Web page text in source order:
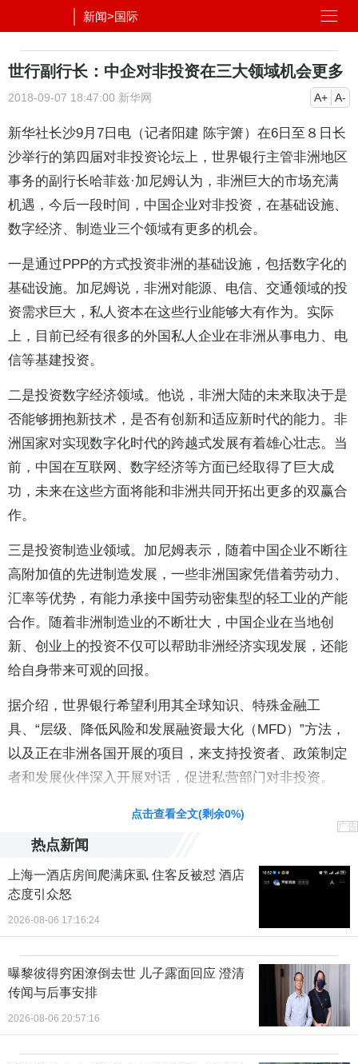
新闻>国际
世行副行长：中企对非投资在三大领域机会更多
2018-09-07 18:47:00 新华网 A+ A-
新华社长沙9月7日电（记者阳建 陈宇箫）在6日至８日长
沙举行的第四届对非投资论坛上，世界银行主管非洲地区
事务的副行长哈菲兹·加尼姆认为，非洲巨大的市场充满
机遇，今后一段时间，中国企业对非投资，在基础设施、
数字经济、制造业三个领域有更多的机会。
一是通过PPP的方式投资非洲的基础设施，包括数字化的
基础设施。加尼姆说，非洲对能源、电信、交通领域的投
资需求巨大，私人资本在这些行业能够大有作为。实际
上，目前已经有很多的外国私人企业在非洲从事电力、电
信等基建投资。
二是投资数字经济领域。他说，非洲大陆的未来取决于是
否能够拥抱新技术，是否有创新和适应新时代的能力。非
洲国家对实现数字化时代的跨越式发展有着雄心壮志。当
前，中国在互联网、数字经济等方面已经取得了巨大成
功，未来在这些方面将能和非洲共同开拓出更多的双赢合
作。
三是投资制造业领域。加尼姆表示，随着中国企业不断往
高附加值的先进制造发展，一些非洲国家凭借着劳动力、
汇率等优势，有能力承接中国劳动密集型的轻工业的产能
合作。随着非洲制造业的不断壮大，中国企业在当地创
新、创业上的投资不仅可以帮助非洲经济实现发展，还能
给自身带来可观的回报。
据介绍，世界银行希望利用其全球知识、特殊金融工
具、“层级、降低风险和发展融资最大化（MFD）”方法，
以及正在非洲各国开展的项目，来支持投资者、政策制定
者和发展伙伴深入开展对话，促进私营部门对非投资。
点击查看全文(剩余0%)
广告
热点新闻
上海一酒店房间爬满床虱 住客反被怼 酒店
态度引众怒
2026-08-06 17:16:24
曝黎彼得穷困潦倒去世 儿子露面回应 澄清
传闻与后事安排
2026-08-06 20:57:16